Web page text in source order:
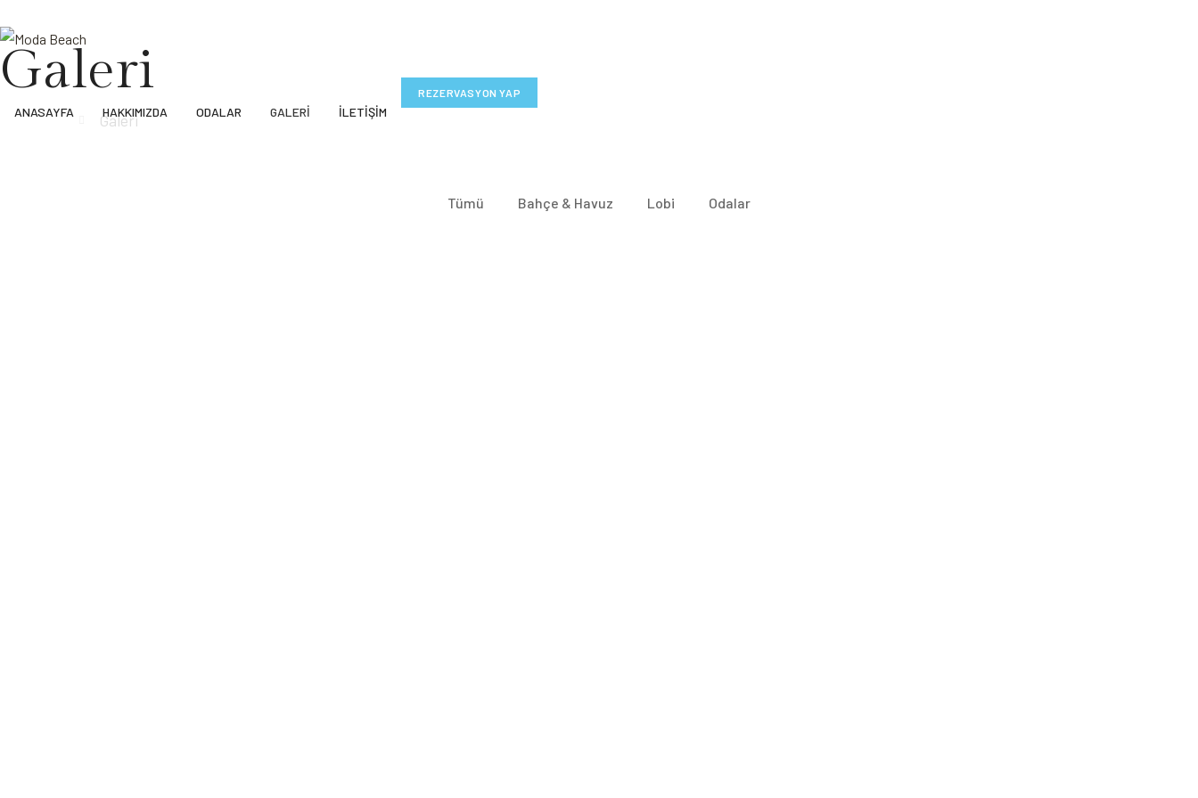
ANASAYFA HAKKIMIZDA ODALAR GALERI İLETIŞIM
REZERVASYON YAP
Galeri
Anasayfa Galeri
Tümü Bahçe & Havuz Lobi Odalar